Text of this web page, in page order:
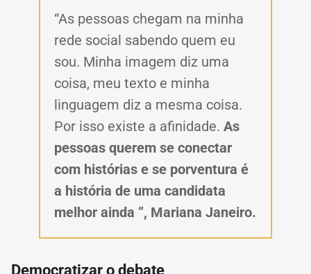
“As pessoas chegam na minha
rede social sabendo quem eu
sou. Minha imagem diz uma
coisa, meu texto e minha
linguagem diz a mesma coisa.
Por isso existe a afinidade. As
pessoas querem se conectar
com histórias e se porventura é
a história de uma candidata
melhor ainda ”, Mariana Janeiro.
Democratizar o debate